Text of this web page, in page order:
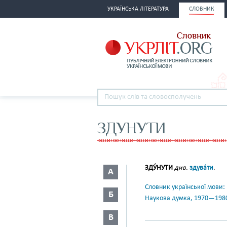
УКРАЇНСЬКА ЛІТЕРАТУРА СЛОВНИК
ЗДУНУТИ
А
Б
В
ЗДУ́НУТИ див. здува́ти.
Словник української
Наукова думка,